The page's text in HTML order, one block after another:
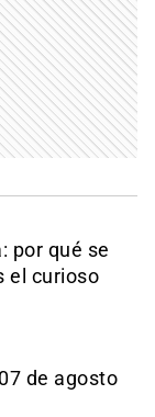
por qué se
el curioso
de agosto